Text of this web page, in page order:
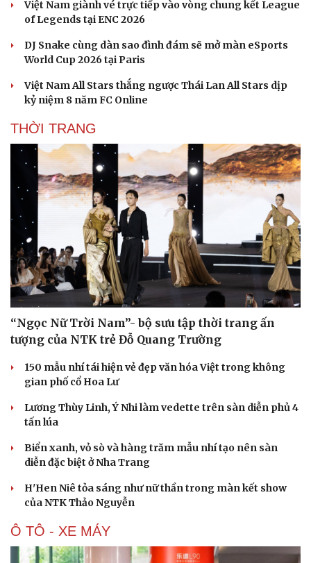
Văn hóa
Sân khấu - Điện ảnh
Âm nhạc
Di sản
Giải trí
Sao Việt
Team Flash xuất quân chinh phục eSports World
Cup với mũi đinh ba HOK-PUBG-Cờ vua
Chia tay World Cup, Cristiano Ronaldo đồng hành
eSports World Cup 2026 tại Paris
Việt Nam giành vé trực tiếp vào vòng chung kết League
of Legends tại ENC 2026
DJ Snake cùng dàn sao đình đám sẽ mở màn eSports
World Cup 2026 tại Paris
Việt Nam All Stars thắng ngược Thái Lan All Stars dịp
kỷ niệm 8 năm FC Online
THỜI TRANG
“Ngọc Nữ Trời Nam”- bộ sưu tập thời trang ấn
tượng của NTK trẻ Đỗ Quang Trường
150 mẫu nhí tái hiện vẻ đẹp văn hóa Việt trong không
gian phố cổ Hoa Lư